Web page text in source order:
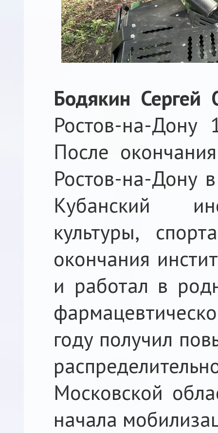
Бодякин Сергей
Ростов-на-Дону
После
Ростов-на-Дону
Кубанский
культуры,
окончания
и работал в
году получил
Московской
начала